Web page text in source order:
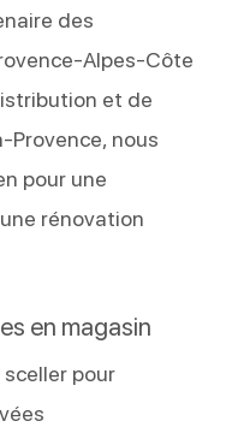
des
Alpes-Côte
et de
Provence, nous
pour une
rénovation
en magasin
pour